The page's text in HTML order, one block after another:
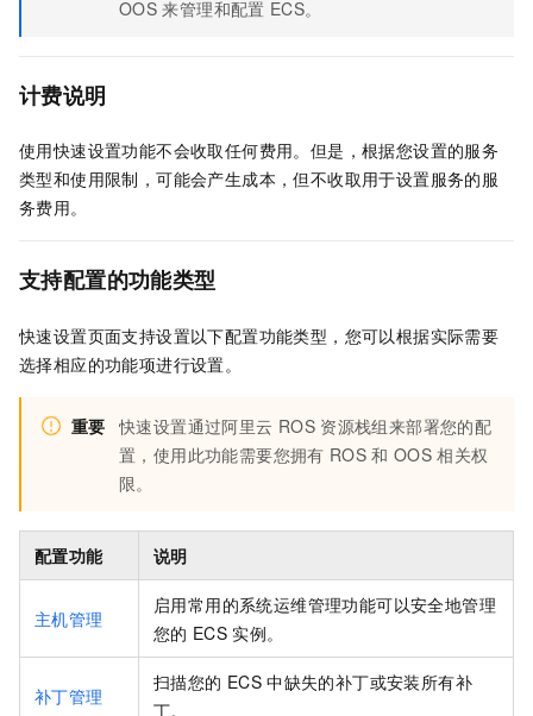
OOS 来管理和配置 ECS。
计费说明
使用快速设置功能不会收取任何费用。但是，根据您设置的服务
类型和使用限制，可能会产生成本，但不收取用于设置服务的服
务费用。
支持配置的功能类型
快速设置页面支持设置以下配置功能类型，您可以根据实际需要
选择相应的功能项进行设置。
重要 快速设置通过阿里云 ROS 资源栈组来部署您的配
置，使用此功能需要您拥有 ROS 和 OOS 相关权
限。
配置功能 说明
主机管理
启用常用的系统运维管理功能可以安全地管理
您的 ECS 实例。
补丁管理
扫描您的 ECS 中缺失的补丁或安装所有补
丁。